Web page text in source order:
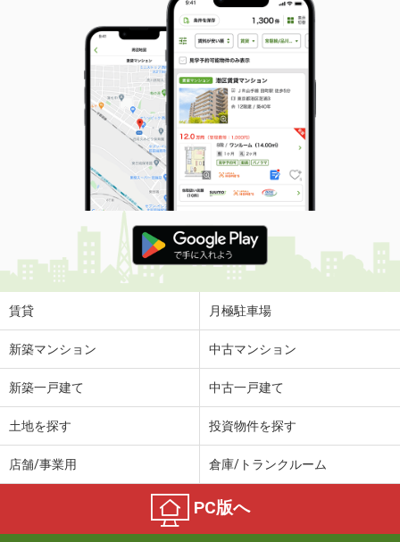
賃貸 月極駐車場
新築マンション 中古マンション
新築一戸建て 中古一戸建て
土地を探す 投資物件を探す
店舗/事業用 倉庫/トランクルーム
PC版へ